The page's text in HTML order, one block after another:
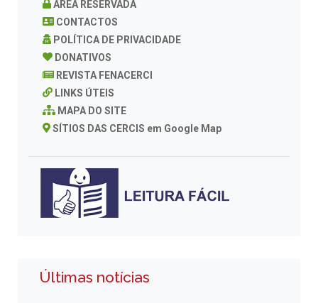
ÁREA RESERVADA
CONTACTOS
POLÍTICA DE PRIVACIDADE
DONATIVOS
REVISTA FENACERCI
LINKS ÚTEIS
MAPA DO SITE
SÍTIOS DAS CERCIS em Google Map
Últimas notícias